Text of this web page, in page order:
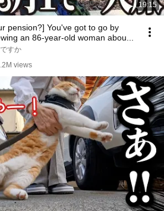
19:15
pension?] You've got to go by
an 86-year-old woman abou...
すか
views